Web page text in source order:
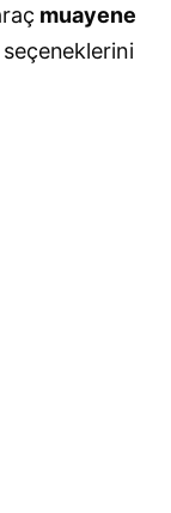
muayene
seçeneklerini